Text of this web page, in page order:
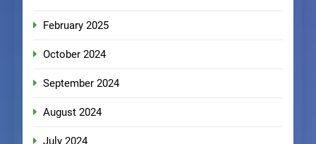
February 2025
October 2024
September 2024
August 2024
July 2024